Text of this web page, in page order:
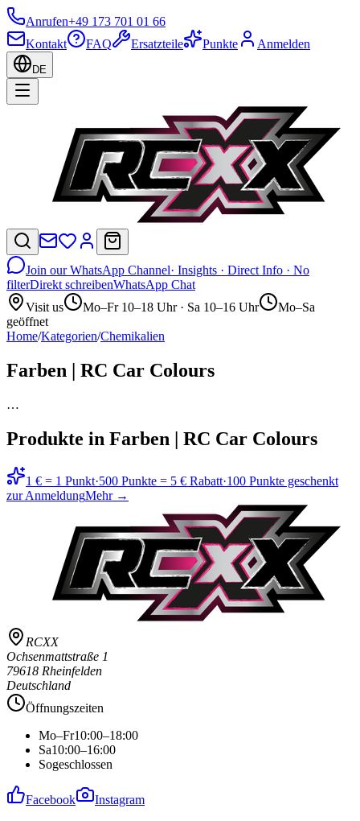
Anrufen+49 173 701 01 66
Kontakt
FAQ Ersatzteile Punkte Anmelden
DE
Join our WhatsApp Channel· Insights · Direct Info · No
filterDirekt schreibenWhatsApp Chat
Visit us
Mo–Fr 10–18 Uhr · Sa 10–16 Uhr
Mo–Sa
geöffnet
Home/Kategorien/Chemikalien
Farben | RC Car Colours
…
Produkte in Farben | RC Car Colours
1 € = 1 Punkt·500 Punkte = 5 € Rabatt·100 Punkte geschenkt
zur AnmeldungMehr →
RCXX
Ochsenmattstraße 1
79618 Rheinfelden
Deutschland
Öffnungszeiten
Mo–Fr10:00–18:00
Sa10:00–16:00
Sogeschlossen
Facebook Instagram